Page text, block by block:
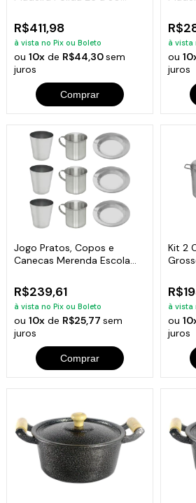
R$411,98
à vista no Pix ou Boleto
ou10x de R$44,30sem
juros
Comprar
à vista
ou
juros
Jogo Pratos, Copos e
Canecas Merenda Escola
R$239,61
à vista no Pix ou Boleto
ou10x de R$25,77sem
juros
Comprar
Kit 2
à vista
ou
juros